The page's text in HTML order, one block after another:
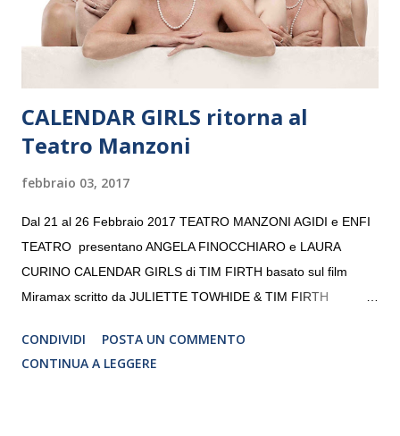
da un prestigioso consiglio di consulent...
CALENDAR GIRLS ritorna al
Teatro Manzoni
febbraio 03, 2017
Dal 21 al 26 Febbraio 2017 TEATRO MANZONI AGIDI e ENFI
TEATRO presentano ANGELA FINOCCHIARO e LAURA
CURINO CALENDAR GIRLS di TIM FIRTH basato sul film
Miramax scritto da JULIETTE TOWHIDE & TIM FIRTH
CRISTINA PEZZOLI
CONDIVIDI
POSTA UN COMMENTO
CONTINUA A LEGGERE